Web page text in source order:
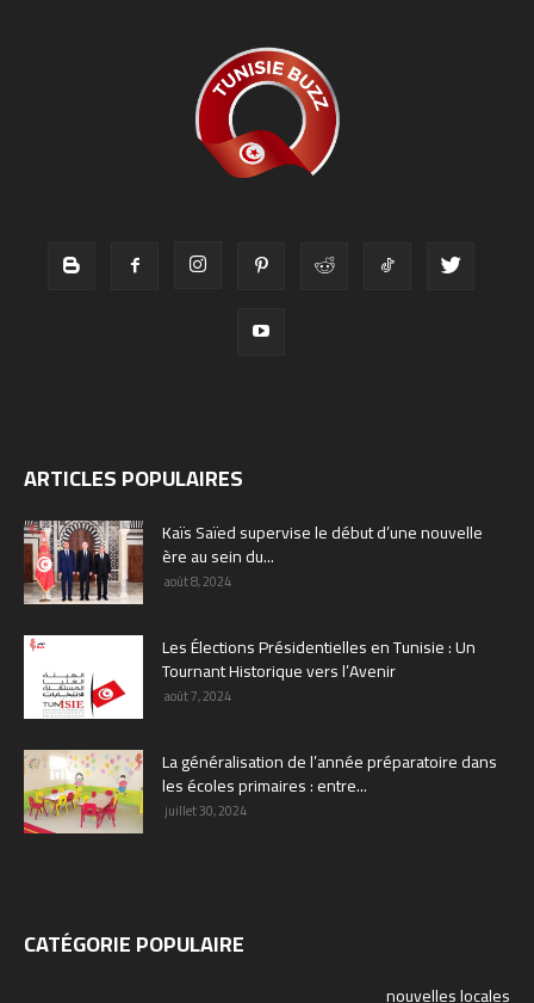
ARTICLES POPULAIRES
Kaïs Saïed supervise le début d’une nouvelle
ère au sein du...
août 8, 2024
Les Élections Présidentielles en Tunisie : Un
Tournant Historique vers l’Avenir
août 7, 2024
La généralisation de l’année préparatoire dans
les écoles primaires : entre...
juillet 30, 2024
CATÉGORIE POPULAIRE
nouvelles locales